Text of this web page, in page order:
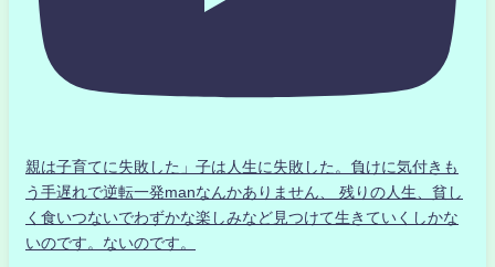
親は子育てに失敗した」子は人生に失敗した。負けに気付きも
う手遅れで逆転一発manなんかありません、 残りの人生、貧し
く食いつないでわずかな楽しみなど見つけて生きていくしかな
いのです。ないのです。